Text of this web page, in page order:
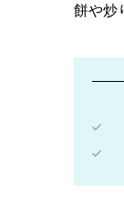
餅や炒